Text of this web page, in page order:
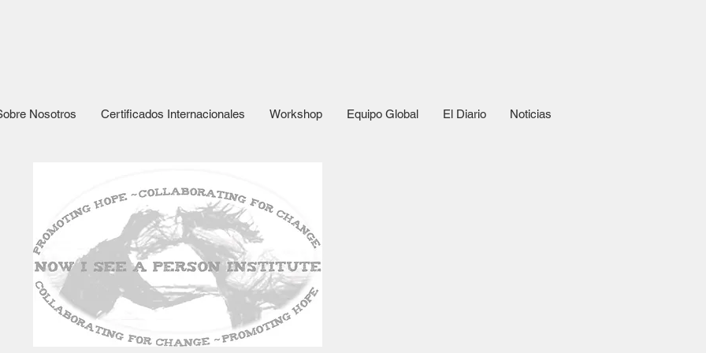
Nosotros Certificados Internacionales Workshop Equipo Global El Diario Noticias